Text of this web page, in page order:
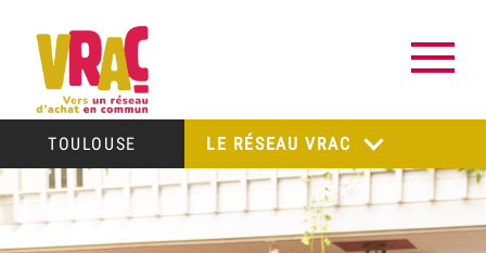
TOULOUSE LE RÉSEAU VRAC